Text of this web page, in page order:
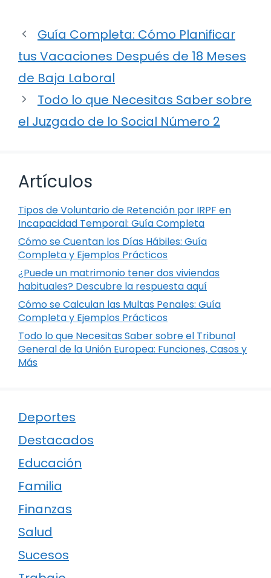
Guía Completa: Cómo Planificar
tus Vacaciones Después de 18 Meses
de Baja Laboral
Todo lo que Necesitas Saber sobre
el Juzgado de lo Social Número 2
Artículos
Tipos de Voluntario de Retención por IRPF en
Incapacidad Temporal: Guía Completa
Cómo se Cuentan los Días Hábiles: Guía
Completa y Ejemplos Prácticos
¿Puede un matrimonio tener dos viviendas
habituales? Descubre la respuesta aquí
Cómo se Calculan las Multas Penales: Guía
Completa y Ejemplos Prácticos
Todo lo que Necesitas Saber sobre el Tribunal
General de la Unión Europea: Funciones, Casos y
Más
Deportes
Destacados
Educación
Familia
Finanzas
Salud
Sucesos